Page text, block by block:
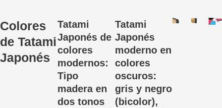
Colores
de Tatami
Japonés
Tatami
Japonés de
colores
modernos:
Tipo
madera en
dos tonos
Tatami
Japonés
moderno en
colores
oscuros:
gris y negro
(bicolor),